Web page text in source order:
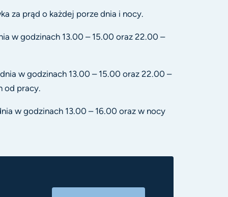
za prąd o każdej porze dnia i nocy.
w godzinach 13.00 – 15.00 oraz 22.00 –
w godzinach 13.00 – 15.00 oraz 22.00 –
od pracy.
w godzinach 13.00 – 16.00 oraz w nocy